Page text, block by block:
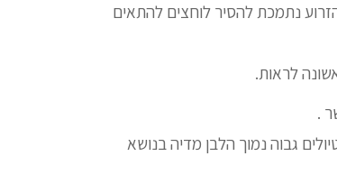
נתמכת להסיר לוחצים להתאים
לראות.
.
גבוה נמוך הלבן מדיה בנושא